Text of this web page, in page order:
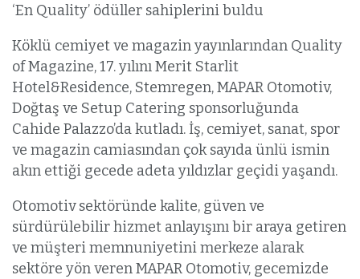
‘En Quality’ ödüller sahiplerini buldu
Köklü cemiyet ve magazin yayınlarından Quality
of Magazine, 17. yılını Merit Starlit
Hotel&Residence, Stemregen, MAPAR Otomotiv,
Doğtaş ve Setup Catering sponsorluğunda
Cahide Palazzo’da kutladı. İş, cemiyet, sanat, spor
ve magazin camiasından çok sayıda ünlü ismin
akın ettiği gecede adeta yıldızlar geçidi yaşandı.
Otomotiv sektöründe kalite, güven ve
sürdürülebilir hizmet anlayışını bir araya getiren
ve müşteri memnuniyetini merkeze alarak
sektöre yön veren MAPAR Otomotiv, gecemizde